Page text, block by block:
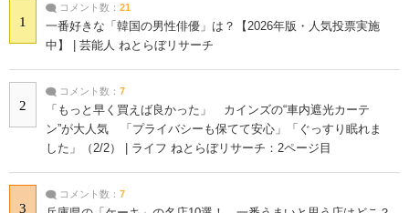
1
コメント数： 21
一番好きな「韓国の男性俳優」は？【2026年版・人気投票実施
中】 | 芸能人 ねとらぼリサーチ
2
コメント数： 7
「もっと早く買えば良かった」 カインズの“車内遮光カーテ
ン”が大人気 「プライバシーも保てて安心」「ぐっすり眠れま
した」（2/2） | ライフ ねとらぼリサーチ：2ページ目
3
コメント数： 7